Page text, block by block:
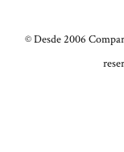
© Desde 2006